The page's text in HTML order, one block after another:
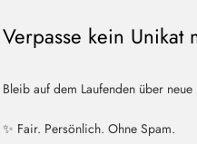
Verpasse kein Unikat
Bleib auf dem Laufenden über
✨ Fair. Persönlich. Ohne Spam.